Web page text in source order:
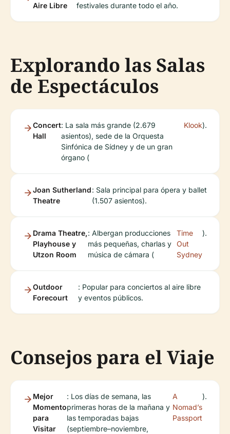
Aire Libre
festivales durante todo el año.
Explorando las Salas
de Espectáculos
Concert
Hall
: La sala más grande (2.679
asientos), sede de la Orquesta
Sinfónica de Sídney y de un gran
órgano (
Klook).
Joan Sutherland
Theatre
: Sala principal para ópera y ballet
(1.507 asientos).
Drama Theatre,
Playhouse y
Utzon Room
: Albergan producciones
más pequeñas, charlas y
música de cámara (
Time
Out
Sydney
).
Outdoor
Forecourt
: Popular para conciertos al aire libre
y eventos públicos.
Consejos para el Viaje
Mejor
Momento
para
Visitar
: Los días de semana, las
primeras horas de la mañana y
las temporadas bajas
(septiembre–noviembre,
A
Nomad’s
Passport
).